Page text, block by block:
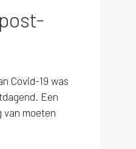
Covid-19 was
Een
van moeten